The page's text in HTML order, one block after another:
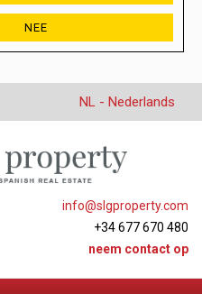
NEE
NL - Nederlands
info@slgproperty.com
+34 677 670 480
neem contact op